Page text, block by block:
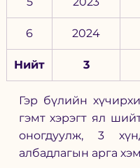
6 2024
Нийт 3
Гэр бүлийн
гэмт хэрэгт ял
оногдуулж, 3
албадлагын арга